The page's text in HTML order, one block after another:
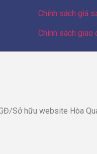
Chính sách giá
Chính sách giao
Sở hữu website Hòa